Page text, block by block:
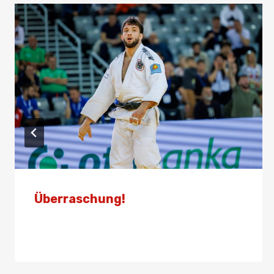
Überraschung!